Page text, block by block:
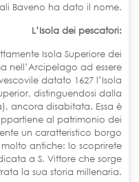
Baveno ha dato il nome.
L’Isola dei pescatori:
Isola Superiore dei
nell’Arcipelago ad essere
datato 1627 l’Isola
distinguendosi dalla
ancora disabitata. Essa è
al patrimonio dei
un caratteristico borgo
antiche: lo scoprirete
a S. Vittore che sorge
la sua storia millenaria.